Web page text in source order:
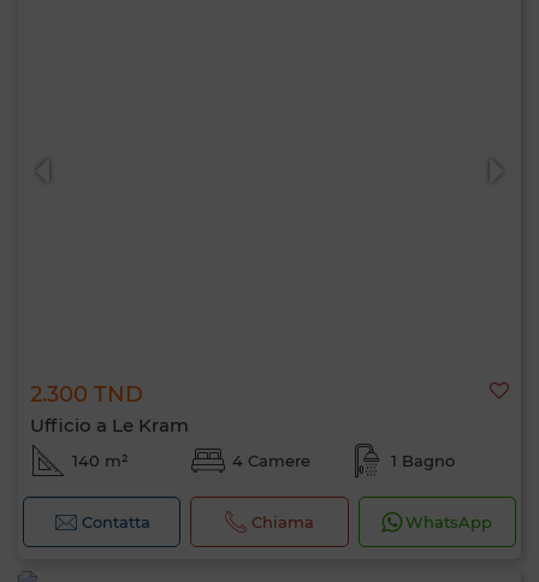
2.300 TND
Ufficio a Le Kram
140 m² 4 Camere 1 Bagno
Contatta Chiama WhatsApp